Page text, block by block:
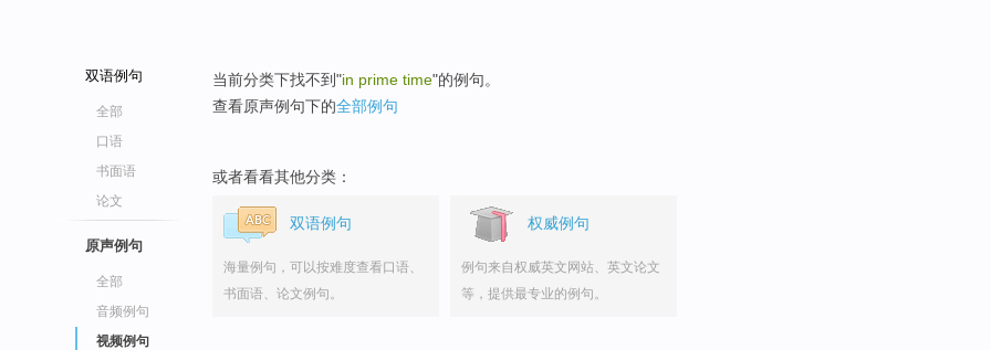
双语例句
全部
口语
书面语
论文
原声例句
全部
音频例句
视频例句
当前分类下找不到"in prime time"的例句。
查看原声例句下的全部例句
或者看看其他分类：
双语例句
海量例句，可以按难度查看口语、
书面语、论文例句。
权威例句
例句来自权威英文网站、英文论文
等，提供最专业的例句。